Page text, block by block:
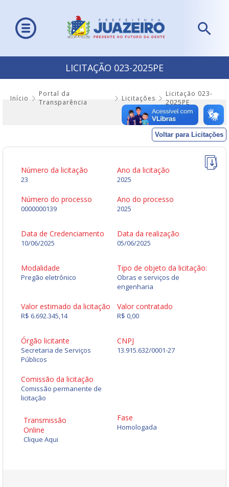
LICITAÇÃO 023-2025PE
Início
Portal da
Transparência
Licitações
Licitação 023-
2025PE
Voltar para Licitações
Número da licitação
23
Ano da licitação
2025
Número do processo
0000000139
Ano do processo
2025
Data de Credenciamento
10/06/2025
Data da realização
05/06/2025
Modalidade
Pregão eletrônico
Tipo de objeto da licitação:
Obras e serviços de
engenharia
Valor estimado da licitação
R$ 6.692.345,14
Valor contratado
R$ 0,00
Órgão licitante
Secretaria de Serviços
Públicos
CNPJ
13.915.632/0001-27
Comissão da licitação
Comissão permanente de
licitação
Transmissão
Online
Clique Aqui
Fase
Homologada